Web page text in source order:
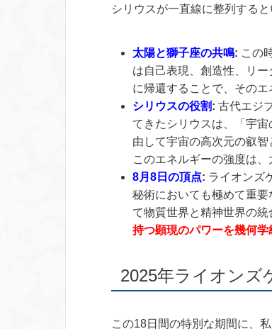
シリウスが一直線に整列する
太陽と獅子座の共鳴: この
は自己表現、創造性、リ
に帰還することで、そのエ
シリウスの役割: 古代エジ
てきたシリウスは、「宇
由して宇宙の高次元の叡
このエネルギーの強度は
8月8日の頂点: ライオンズ
秘術においても極めて重
て物質世界と精神世界の統
持つ顕現のパワーを幾何
2025年ライオンズ
この18日間の特別な期間に、